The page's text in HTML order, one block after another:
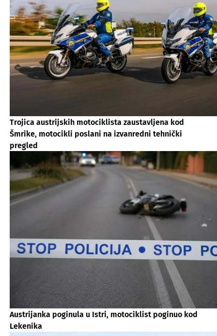
Trojica austrijskih motociklista zaustavljena kod
Šmrike, motocikli poslani na izvanredni tehnički
pregled
Austrijanka poginula u Istri, motociklist poginuo kod
Lekenika